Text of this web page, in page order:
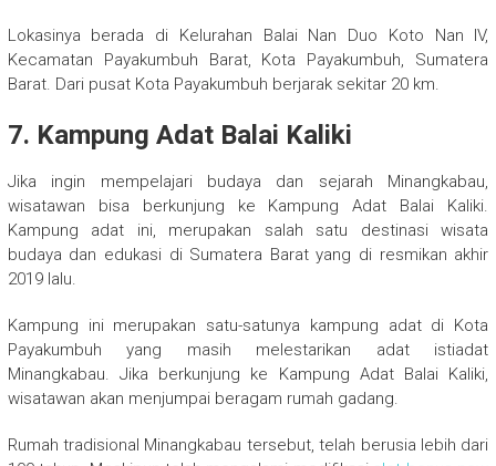
Lokasinya berada di Kelurahan Balai Nan Duo Koto Nan IV,
Kecamatan Payakumbuh Barat, Kota Payakumbuh, Sumatera
Barat. Dari pusat Kota Payakumbuh berjarak sekitar 20 km.
7. Kampung Adat Balai Kaliki
Jika ingin mempelajari budaya dan sejarah Minangkabau,
wisatawan bisa berkunjung ke Kampung Adat Balai Kaliki.
Kampung adat ini, merupakan salah satu destinasi wisata
budaya dan edukasi di Sumatera Barat yang di resmikan akhir
2019 lalu.
Kampung ini merupakan satu-satunya kampung adat di Kota
Payakumbuh yang masih melestarikan adat istiadat
Minangkabau. Jika berkunjung ke Kampung Adat Balai Kaliki,
wisatawan akan menjumpai beragam rumah gadang.
Rumah tradisional Minangkabau tersebut, telah berusia lebih dari